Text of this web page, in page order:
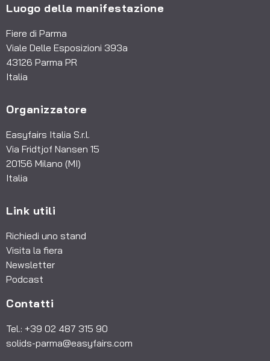
Luogo della manifestazione
Fiere di Parma
Viale Delle Esposizioni 393a
43126 Parma PR
Italia
Organizzatore
Easyfairs Italia S.r.l.
Via Fridtjof Nansen 15
20156 Milano (MI)
Italia
Link utili
Richiedi uno stand
Visita la fiera
Newsletter
Podcast
Contatti
Tel.: +39 02 487 315 90
solids-parma@easyfairs.com